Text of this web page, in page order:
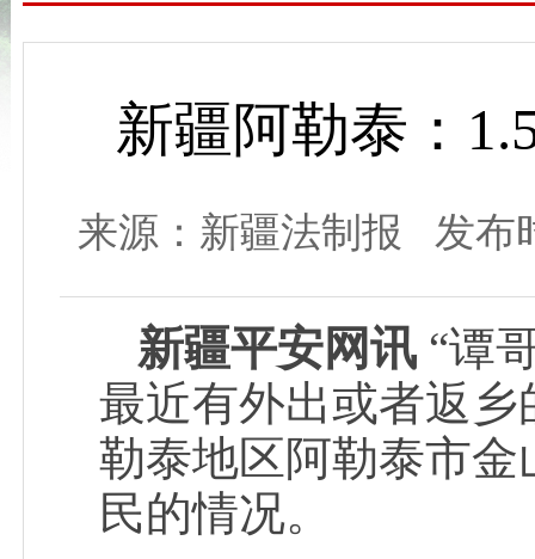
新疆阿勒泰：
来源：新疆法制报 发布
新疆平安网讯 “谭
最近有外出或者返乡
勒泰地区阿勒泰市
民的情况。